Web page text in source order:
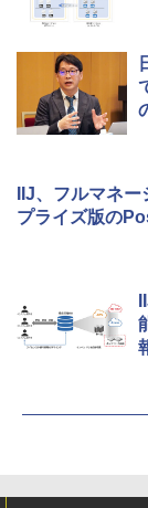
IIJ、フルマネ
プライズ版の